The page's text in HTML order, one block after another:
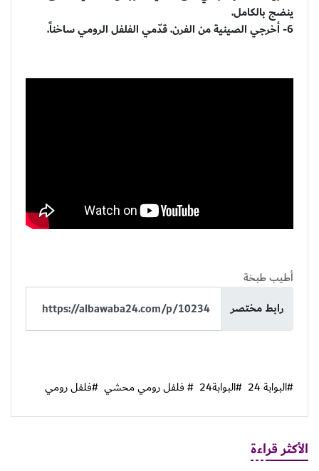
ينضج بالكامل.
6- أخرجي الصينية من الفرن. قدّمي الفلفل الرومي ساخناً.
أطيب طبخة
رابط مختصر
#البوابة 24 #البوابة24 # فلفل رومي محشي #فلفل رومي
الأكثر قراءة